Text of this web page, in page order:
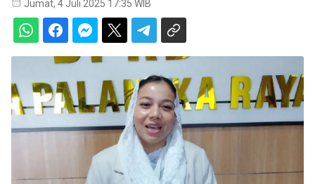
Jumat, 4 Juli 2025 17:35 WIB